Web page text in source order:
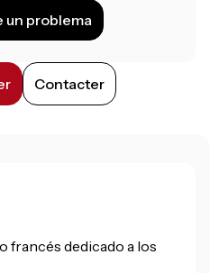
un problema
Contacter
francés dedicado a los